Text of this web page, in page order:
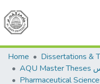
All
Home